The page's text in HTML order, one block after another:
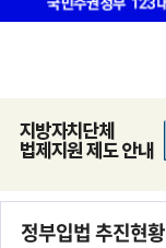
정부입법 추진현황